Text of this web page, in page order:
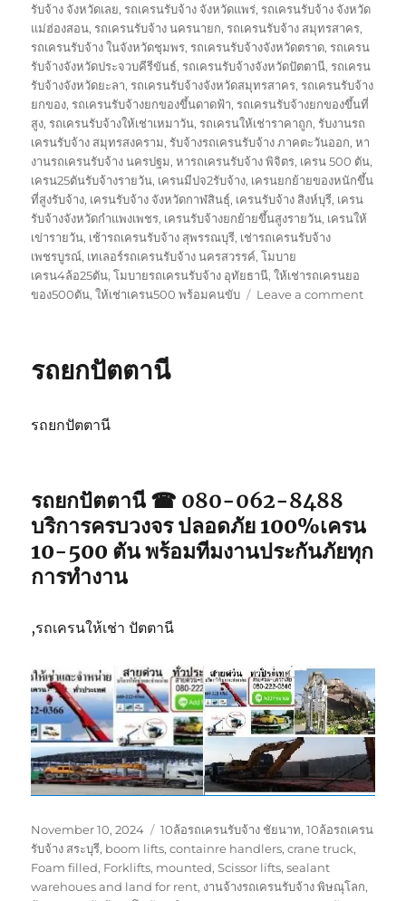
รับจ้าง จังหวัดเลย,รถเครนรับจ้าง จังหวัดแพร่,รถเครนรับจ้าง จังหวัด
แม่ฮ่องสอน,รถเครนรับจ้าง นครนายก,รถเครนรับจ้าง สมุทรสาคร,
รถเครนรับจ้าง ในจังหวัดชุมพร,รถเครนรับจ้างจังหวัดตราด,รถเครน
รับจ้างจังหวัดประจวบคีรีขันธ์,รถเครนรับจ้างจังหวัดปัตตานี,รถเครน
รับจ้างจังหวัดยะลา,รถเครนรับจ้างจังหวัดสมุทรสาคร,รถเครนรับจ้าง
ยกของ,รถเครนรับจ้างยกของขึ้นดาดฟ้า,รถเครนรับจ้างยกของขึ้นที่
สูง,รถเครนรับจ้างให้เช่าเหมาวัน,รถเครนให้เช่าราคาถูก,รับงานรถ
เครนรับจ้าง สมุทรสงคราม,รับจ้างรถเครนรับจ้าง ภาคตะวันออก,หา
งานรถเครนรับจ้าง นครปฐม,หารถเครนรับจ้าง พิจิตร, เครน 500 ตัน,
เครน25ตันรับจ้างรายวัน, เครนมีปจ2รับจ้าง, เครนยกย้ายของหนักขึ้น
ที่สูงรับจ้าง, เครนรับจ้าง จังหวัดกาฬสินธุ์, เครนรับจ้าง สิงห์บุรี, เครน
รับจ้างจังหวัดกำแพงเพชร, เครนรับจ้างยกย้ายขึ้นสูงรายวัน, เครนให้
เข่ารายวัน, เช้ารถเครนรับจ้าง สุพรรณบุรี, เช่ารถเครนรับจ้าง
เพชรบูรณ์, เทเลอร์รถเครนรับจ้าง นครสวรรค์,โมบาย
เครน4ล้อ25ตัน,โมบายรถเครนรับจ้าง อุทัยธานี,ให้เช่ารถเครนยอ
ของ500ตัน,ให้เช่าเครน500 พร้อมคนขับ Leave a commenton
รถยกปัตตานี
รถยกปัตตานี
รถยกปัตตานี ☎ 080-062-8488
บริการครบวงจร ปลอดภัย 100%เครน
10-500 ตัน พร้อมทีมงานประกันภัยทุก
การทำงาน
,รถเครนให้เช่า ปัตตานี
Posted
on
November 10, 2024 Tags
10ล้อรถเครนรับจ้าง ชัยนาท,10ล้อรถเครน
รับจ้าง สระบุรี, boom lifts,containre handlers,crane truck,
Foam filled, Forklifts, mounted,Scissor lifts,sealant
warehoues and land for rent, งานจ้างรถเครนรับจ้าง พิษณุโลก,